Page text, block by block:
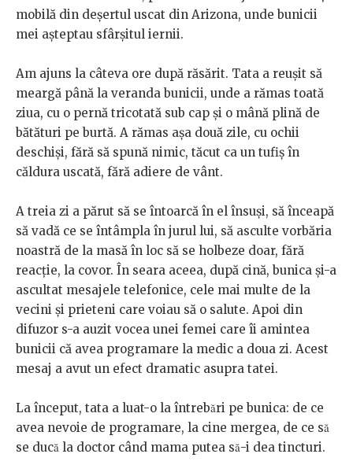
mobilă din deșertul uscat din Arizona, unde bunicii
mei așteptau sfârșitul iernii.
Am ajuns la câteva ore după răsărit. Tata a reușit să
meargă până la veranda bunicii, unde a rămas toată
ziua, cu o pernă tricotată sub cap și o mână plină de
bătături pe burtă. A rămas așa două zile, cu ochii
deschiși, fără să spună nimic, tăcut ca un tufiș în
căldura uscată, fără adiere de vânt.
A treia zi a părut să se întoarcă în el însuși, să înceapă
să vadă ce se întâmpla în jurul lui, să asculte vorbăria
noastră de la masă în loc să se holbeze doar, fără
reacție, la covor. În seara aceea, după cină, bunica și-a
ascultat mesajele telefonice, cele mai multe de la
vecini și prieteni care voiau să o salute. Apoi din
difuzor s-a auzit vocea unei femei care îi amintea
bunicii că avea programare la medic a doua zi. Acest
mesaj a avut un efect dramatic asupra tatei.
La început, tata a luat-o la întrebări pe bunica: de ce
avea nevoie de programare, la cine mergea, de ce să
se ducă la doctor când mama putea să-i dea tincturi.